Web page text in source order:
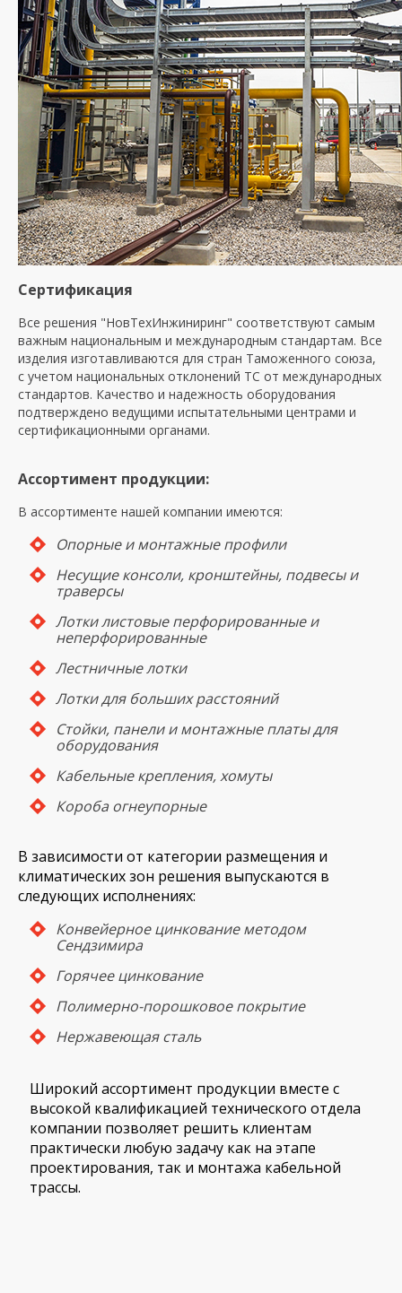
Сертификация
Все решения "НовТехИнжиниринг" соответствуют самым
важным национальным и международным стандартам. Все
изделия изготавливаются для стран Таможенного союза,
с учетом национальных отклонений ТС от международных
стандартов. Качество и надежность оборудования
подтверждено ведущими испытательными центрами и
сертификационными органами.
Ассортимент продукции:
В ассортименте нашей компании имеются:
Опорные и монтажные профили
Несущие консоли, кронштейны, подвесы и
траверсы
Лотки листовые перфорированные и
неперфорированные
Лестничные лотки
Лотки для больших расстояний
Стойки, панели и монтажные платы для
оборудования
Кабельные крепления, хомуты
Короба огнеупорные
В зависимости от категории размещения и
климатических зон решения выпускаются в
следующих исполнениях:
Конвейерное цинкование методом
Сендзимира
Горячее цинкование
Полимерно-порошковое покрытие
Нержавеющая сталь
Широкий ассортимент продукции вместе с
высокой квалификацией технического отдела
компании позволяет решить клиентам
практически любую задачу как на этапе
проектирования, так и монтажа кабельной
трассы.